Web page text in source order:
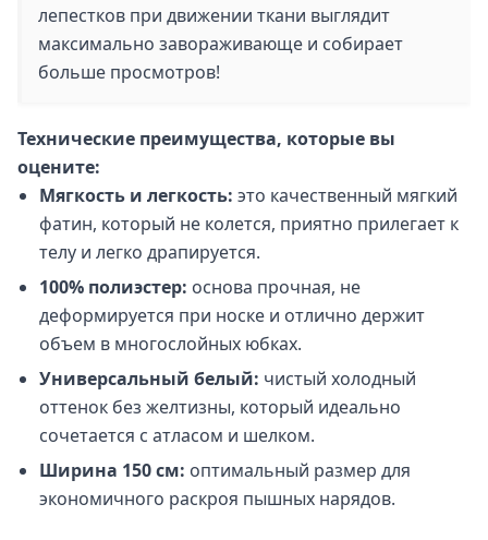
лепестков при движении ткани выглядит
максимально завораживающе и собирает
больше просмотров!
Технические преимущества, которые вы
оцените:
Мягкость и легкость: это качественный мягкий
фатин, который не колется, приятно прилегает к
телу и легко драпируется.
100% полиэстер: основа прочная, не
деформируется при носке и отлично держит
объем в многослойных юбках.
Универсальный белый: чистый холодный
оттенок без желтизны, который идеально
сочетается с атласом и шелком.
Ширина 150 см: оптимальный размер для
экономичного раскроя пышных нарядов.